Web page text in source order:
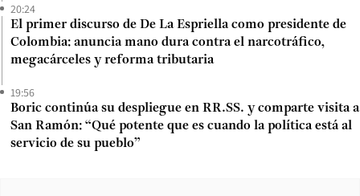
20:24
El primer discurso de De La Espriella como presidente de
Colombia: anuncia mano dura contra el narcotráfico,
megacárceles y reforma tributaria
19:56
Boric continúa su despliegue en RR.SS. y comparte visita a
San Ramón: “Qué potente que es cuando la política está al
servicio de su pueblo”